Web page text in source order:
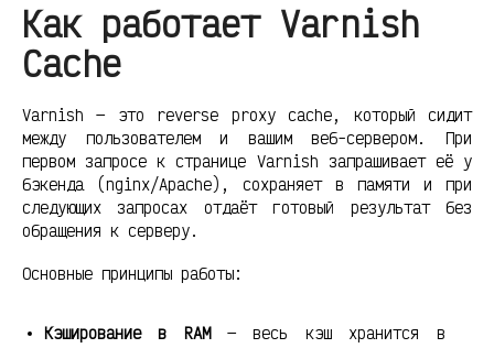
Как работает Varnish
Cache
Varnish — это reverse proxy cache, который сидит
между пользователем и вашим веб-сервером. При
первом запросе к странице Varnish запрашивает её у
бэкенда (nginx/Apache), сохраняет в памяти и при
следующих запросах отдаёт готовый результат без
обращения к серверу.
Основные принципы работы:
Кэширование в RAM— весь кэш хранится в